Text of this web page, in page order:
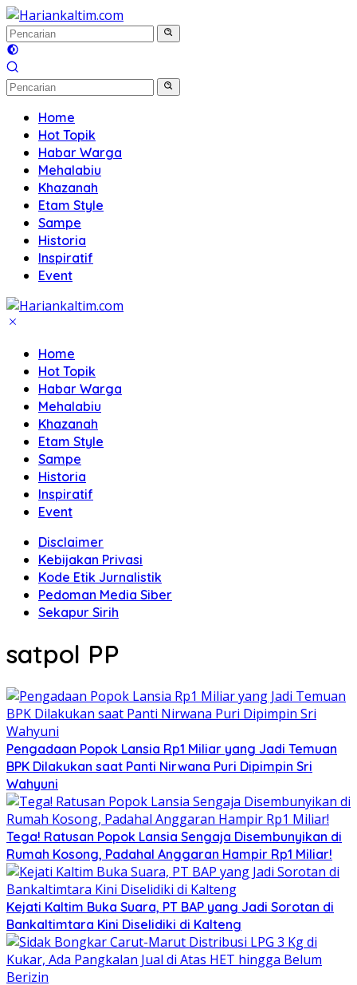
Langsung
ke
konten
Home
Hot Topik
Habar Warga
Mehalabiu
Khazanah
Etam Style
Sampe
Historia
Inspiratif
Event
Home
Hot Topik
Habar Warga
Mehalabiu
Khazanah
Etam Style
Sampe
Historia
Inspiratif
Event
Disclaimer
Kebijakan Privasi
Kode Etik Jurnalistik
Pedoman Media Siber
Sekapur Sirih
satpol PP
Pengadaan Popok Lansia Rp1 Miliar yang Jadi Temuan
BPK Dilakukan saat Panti Nirwana Puri Dipimpin Sri
Wahyuni
Tega! Ratusan Popok Lansia Sengaja Disembunyikan di
Rumah Kosong, Padahal Anggaran Hampir Rp1 Miliar!
Kejati Kaltim Buka Suara, PT BAP yang Jadi Sorotan di
Bankaltimtara Kini Diselidiki di Kalteng